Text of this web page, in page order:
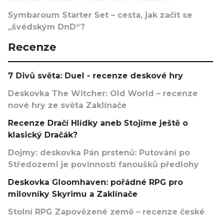
Symbaroum Starter Set – cesta, jak začít se
„švédským DnD“?
Recenze
7 Divů světa: Duel - recenze deskové hry
Deskovka The Witcher: Old World – recenze
nové hry ze světa Zaklínače
Recenze Dračí Hlídky aneb Stojíme ještě o
klasický Dračák?
Dojmy: deskovka Pán prstenů: Putování po
Středozemi je povinností fanoušků předlohy
Deskovka Gloomhaven: pořádné RPG pro
milovníky Skyrimu a Zaklínače
Stolní RPG Zapovězené země – recenze české